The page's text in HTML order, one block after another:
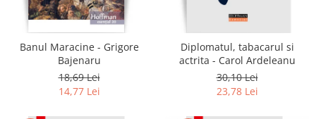
Istorie
Sociologie si filozofie
Banul Maracine - Grigore
Bajenaru
18,69 Lei
14,77 Lei
Diplomatul, tabacarul si
actrita - Carol Ardeleanu
30,10 Lei
23,78 Lei